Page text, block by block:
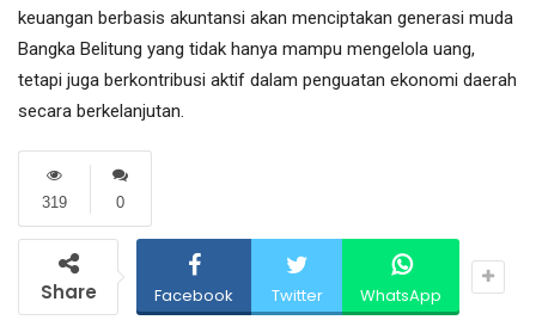
keuangan berbasis akuntansi akan menciptakan generasi muda
Bangka Belitung yang tidak hanya mampu mengelola uang,
tetapi juga berkontribusi aktif dalam penguatan ekonomi daerah
secara berkelanjutan.
0
319
Share Facebook Twitter WhatsApp